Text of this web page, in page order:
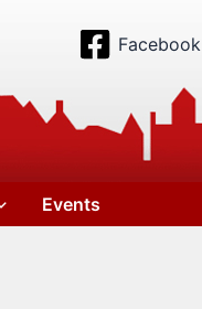
Facebook
Events